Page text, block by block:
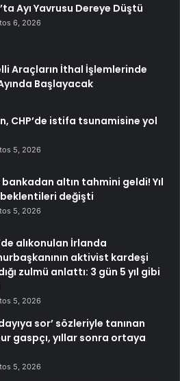
Ayı Yavrusu Dereye Düştü
6, 2026
Araçların İthal İşlemlerinde
Başlayacak
CHP’de istifa tsunamisine yol
5, 2026
bankadan altın tahmini geldi! Yıl
değişti
5, 2026
alıkonulan İrlanda
aktivist kardeşi
zulmü anlattı: 3 gün 5 yıl gibi
5, 2026
sor’ sözleriyle tanınan
gaspçı, yıllar sonra ortaya
5, 2026